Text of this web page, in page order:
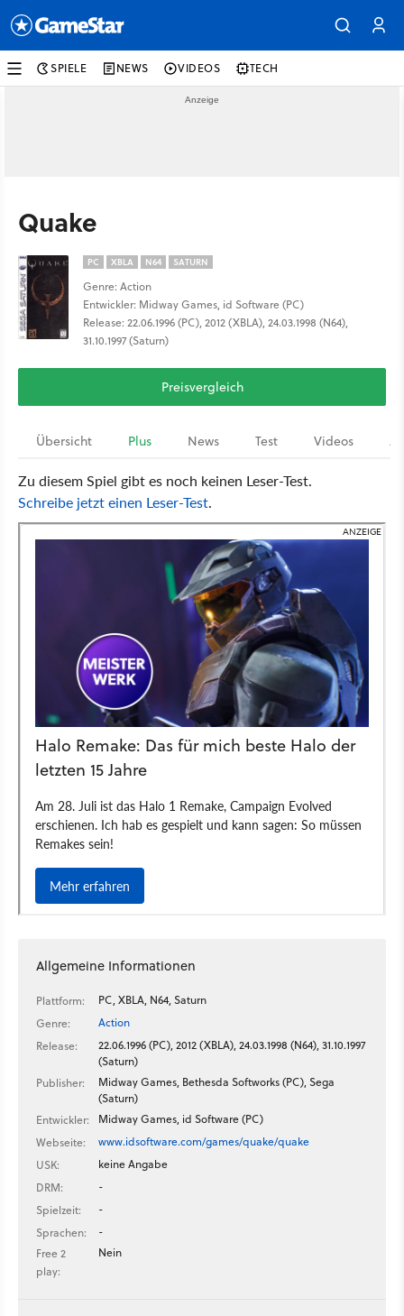
SPIELE NEWS VIDEOS TECH
Quake
PC XBLA N64 SATURN
Genre: Action
Entwickler: Midway Games, id Software (PC)
Release: 22.06.1996 (PC), 2012 (XBLA), 24.03.1998 (N64),
31.10.1997 (Saturn)
Preisvergleich
Übersicht Plus News Test Videos
Zu diesem Spiel gibt es noch keinen Leser-Test.
Schreibe jetzt einen Leser-Test.
Allgemeine Informationen
Plattform:
PC, XBLA, N64, Saturn
Genre:
Action
Release:
22.06.1996 (PC), 2012 (XBLA), 24.03.1998 (N64), 31.10.1997
(Saturn)
Publisher:
Midway Games, Bethesda Softworks (PC), Sega
(Saturn)
Entwickler:
Midway Games, id Software (PC)
Webseite:
www.idsoftware.com/games/quake/quake
USK:
keine Angabe
DRM:
-
Spielzeit:
-
Sprachen:
-
Free 2
play:
Nein